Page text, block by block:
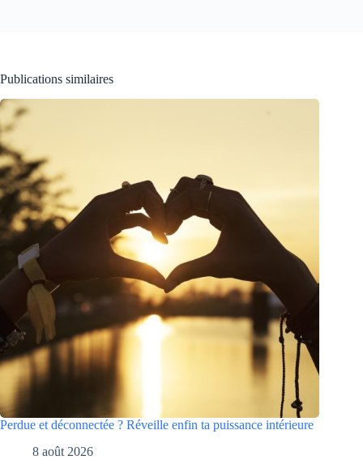
Publications similaires
Perdue et déconnectée ? Réveille enfin ta puissance intérieure
8 août 2026